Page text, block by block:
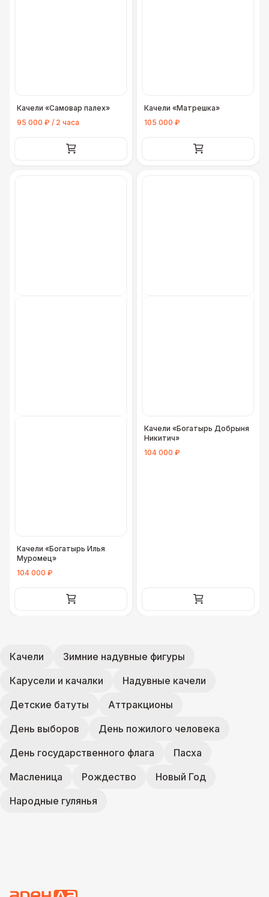
Качели «Самовар палех»
95 000 ₽ / 2 часа
Качели «Матрешка»
105 000 ₽
Качели «Богатырь Илья
Муромец»
104 000 ₽
Качели «Богатырь Добрыня
Никитич»
104 000 ₽
Качели
Зимние надувные фигуры
Карусели и качалки
Надувные качели
Детские батуты
Аттракционы
День выборов
День пожилого человека
День государственного флага
Пасха
Масленица
Рождество
Новый Год
Народные гулянья